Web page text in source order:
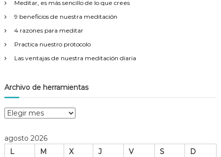
:
Meditar, es más sencillo de lo que crees
9 beneficios de nuestra meditación
4 razones para meditar
Practica nuestro protocolo
Las ventajas de nuestra meditación diaria
Archivo de herramientas
A
h
agosto 2026
L
M X J V S
D